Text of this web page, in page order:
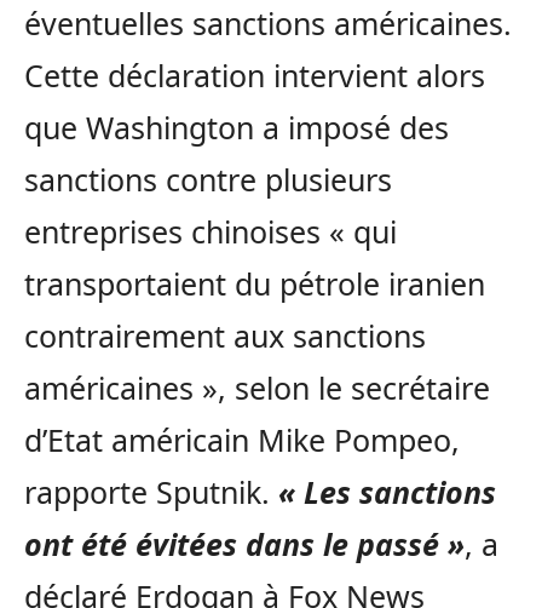
éventuelles sanctions américaines.
Cette déclaration intervient alors
que Washington a imposé des
sanctions contre plusieurs
entreprises chinoises « qui
transportaient du pétrole iranien
contrairement aux sanctions
américaines », selon le secrétaire
d’Etat américain Mike Pompeo,
rapporte Sputnik. « Les sanctions
ont été évitées dans le passé », a
déclaré Erdogan à Fox News